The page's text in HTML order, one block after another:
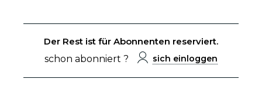
Der Rest ist für Abonnenten reserviert.
schon abonniert ?
sich einloggen